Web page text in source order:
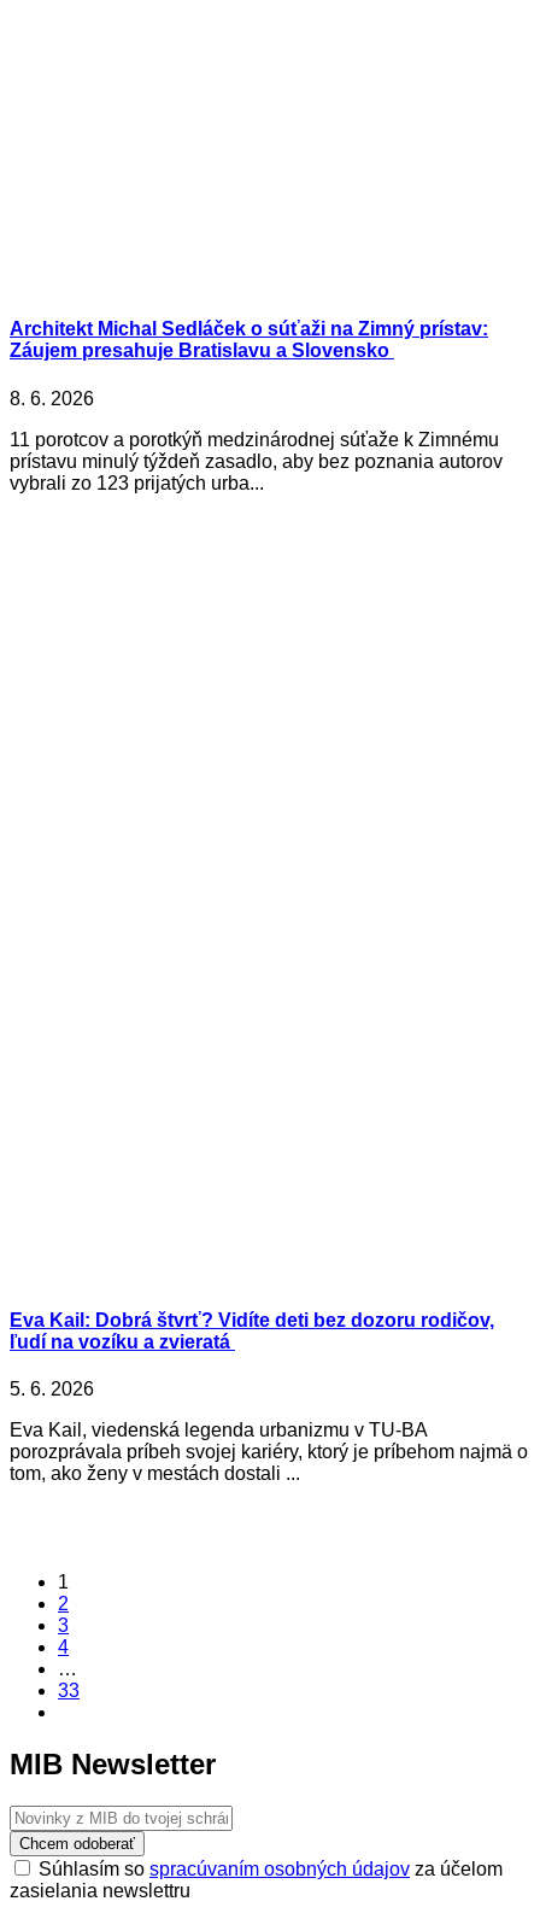
Architekt Michal Sedláček o súťaži na Zimný prístav:
Záujem presahuje Bratislavu a Slovensko
8. 6. 2026
11 porotcov a porotkýň medzinárodnej súťaže k Zimnému
prístavu minulý týždeň zasadlo, aby bez poznania autorov
vybrali zo 123 prijatých urba...
Eva Kail: Dobrá štvrť? Vidíte deti bez dozoru rodičov,
ľudí na vozíku a zvieratá
5. 6. 2026
Eva Kail, viedenská legenda urbanizmu v TU-BA
porozprávala príbeh svojej kariéry, ktorý je príbehom najmä o
tom, ako ženy v mestách dostali ...
1
2
3
4
…
33
MIB Newsletter
Chcem odoberať
Súhlasím so spracúvaním osobných údajov za účelom
zasielania newslettru